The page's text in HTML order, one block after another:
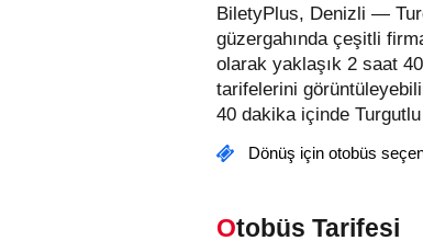
BiletyPlus, Denizli —
güzergahında çeşitli
olarak yaklaşık 2 saat
tarifelerini
40 dakika içinde Turgutlu
Dönüş için otobüs
Otobüs Tarifesi